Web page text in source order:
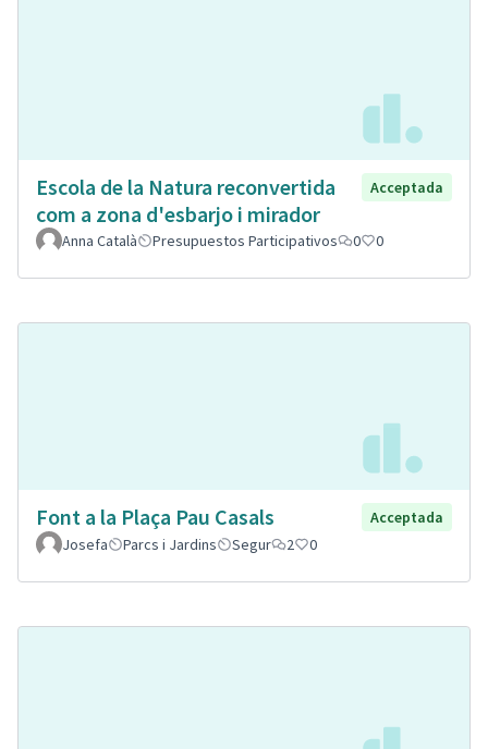
Escola de la Natura reconvertida
com a zona d'esbarjo i mirador
Acceptada
Anna Català Presupuestos Participativos 0 0
Font a la Plaça Pau Casals
Acceptada
Josefa
Parcs i Jardins Segur 2 0